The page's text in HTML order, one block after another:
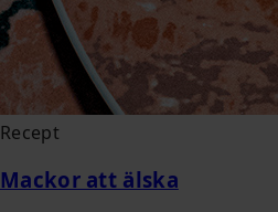
Recept
Mackor att älska